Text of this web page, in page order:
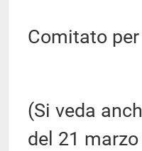
Comitato
(Si veda
del 21